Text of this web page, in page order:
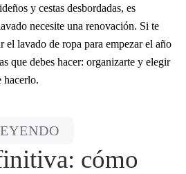
y cestas desbordadas, es
necesite una renovación. Si te
el lavado de ropa para empezar el año
que debes hacer: organizarte y elegir
hacerlo.
cómo